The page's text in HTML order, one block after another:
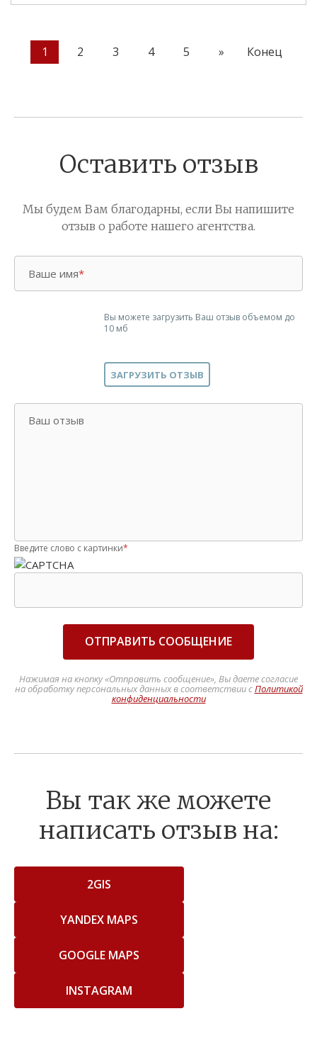
1 2 3 4 5 » Конец
Оставить отзыв
Мы будем Вам благодарны, если Вы напишите
отзыв о работе нашего агентства.
Ваше имя*
Вы можете загрузить Ваш отзыв объемом до
10 мб
ЗАГРУЗИТЬ ОТЗЫВ
Ваш отзыв
Введите слово с картинки*
ОТПРАВИТЬ СООБЩЕНИЕ
Нажимая на кнопку «Отправить сообщение», Вы даете согласие
на обработку персональных данных в соответствии сПолитикой
конфиденциальности
Вы так же можете
написать отзыв на:
2GIS
YANDEX MAPS
GOOGLE MAPS
INSTAGRAM